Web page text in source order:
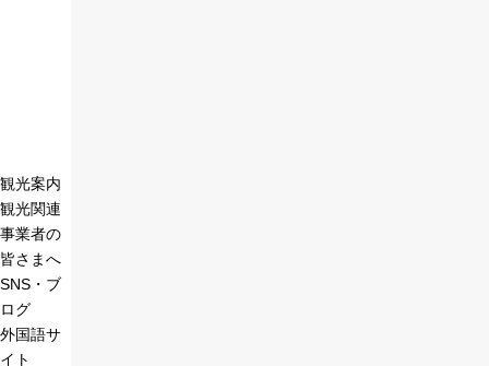
観光案内
観光関連
事業者の
皆さまへ
SNS・ブ
ログ
外国語サ
イト